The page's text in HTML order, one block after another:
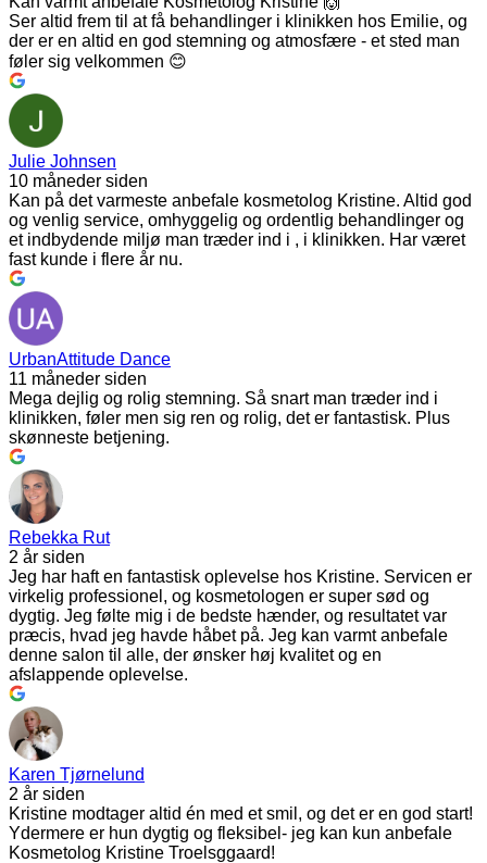
Ser altid frem til at få behandlinger i klinikken hos Emilie, og
der er en altid en god stemning og atmosfære - et sted man
føler sig velkommen 😊
Julie Johnsen
10 måneder siden
Kan på det varmeste anbefale kosmetolog Kristine. Altid god
og venlig service, omhyggelig og ordentlig behandlinger og
et indbydende miljø man træder ind i , i klinikken. Har været
fast kunde i flere år nu.
UrbanAttitude Dance
11 måneder siden
Mega dejlig og rolig stemning. Så snart man træder ind i
klinikken, føler men sig ren og rolig, det er fantastisk. Plus
skønneste betjening.
Rebekka Rut
2 år siden
Jeg har haft en fantastisk oplevelse hos Kristine. Servicen er
virkelig professionel, og kosmetologen er super sød og
dygtig. Jeg følte mig i de bedste hænder, og resultatet var
præcis, hvad jeg havde håbet på. Jeg kan varmt anbefale
denne salon til alle, der ønsker høj kvalitet og en
afslappende oplevelse.
Karen Tjørnelund
2 år siden
Kristine modtager altid én med et smil, og det er en god start!
Ydermere er hun dygtig og fleksibel- jeg kan kun anbefale
Kosmetolog Kristine Troelsggaard!